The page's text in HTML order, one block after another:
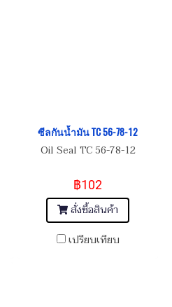
ซีลกันน้ำมัน TC 56-78-12
Oil Seal TC 56-78-12
฿102
สั่งซื้อสินค้า
เปรียบเทียบ